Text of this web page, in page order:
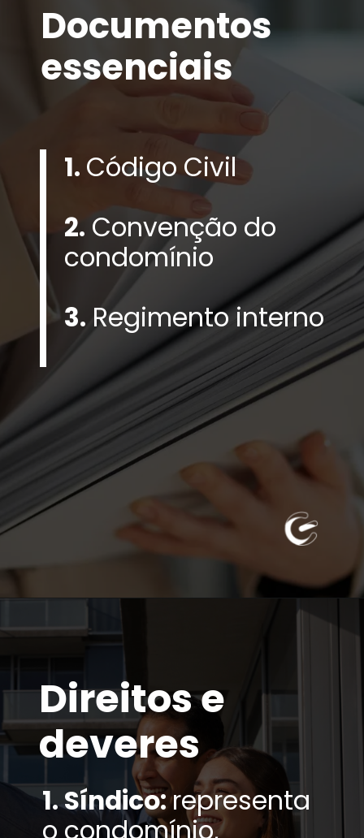
Documentos
essenciais
1. Código Civil
2. Convenção do
condomínio
3. Regimento interno
Direitos e
deveres
1. Síndico:representa
o condomínio,